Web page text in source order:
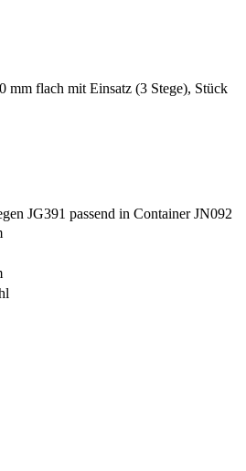
JG391 passend in Container JN092